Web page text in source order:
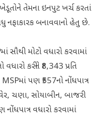
તેમના ઇનપુટ ખર્ચ કરતાં
બનાવવાનો હેતુ છે.
મોટો વધારો કરવામાં
કરીને ₹8,343 પ્રતિ
પણ ₹557નો નોંધપાત્ર
ચણા, સોયાબીન, બાજરી
વધારો કરવામાં